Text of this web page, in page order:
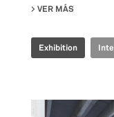
VER MÁS
Exhibition